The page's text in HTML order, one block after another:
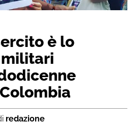
è lo
redazione